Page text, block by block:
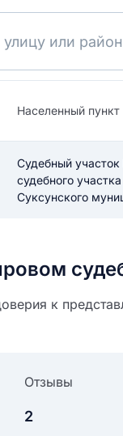
или район
Населенный пункт
Судебный участок
судебного
Суксунского
к
Отзывы
2
Как